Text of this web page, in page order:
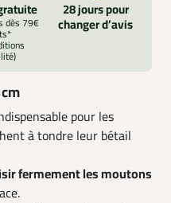
dès 79€
28 jours pour
changer d’avis
pour les
à tondre leur bétail
fermement les moutons